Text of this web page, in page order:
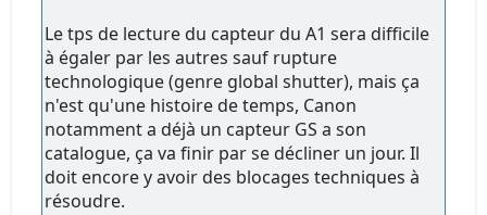
Le tps de lecture du capteur du A1 sera difficile
à égaler par les autres sauf rupture
technologique (genre global shutter), mais ça
n'est qu'une histoire de temps, Canon
notamment a déjà un capteur GS a son
catalogue, ça va finir par se décliner un jour. Il
doit encore y avoir des blocages techniques à
résoudre.